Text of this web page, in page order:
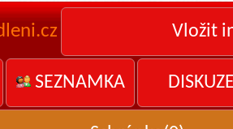
Vložit
SEZNAMKA